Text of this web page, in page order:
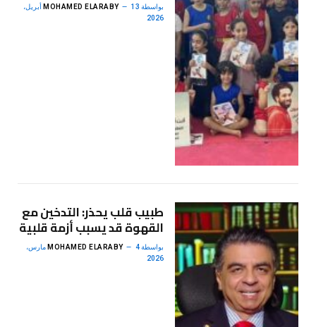
بواسطة MOHAMED ELARABY 13 أبريل،
2026
طبيب قلب يحذر: التدخين مع
القهوة قد يسبب أزمة قلبية
بواسطة MOHAMED ELARABY 4 مارس،
2026